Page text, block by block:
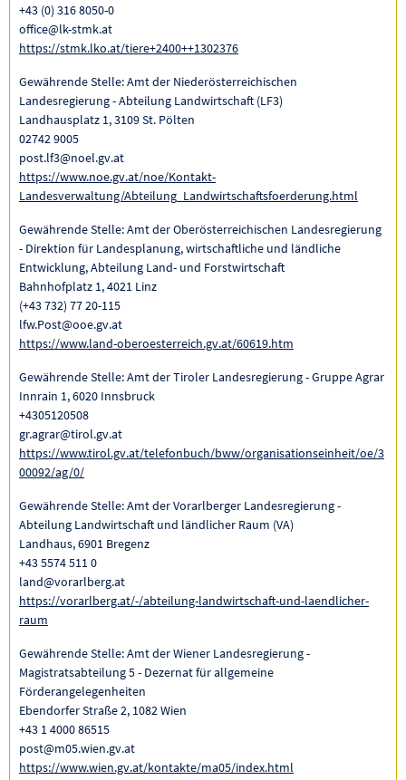
+43 (0) 316 8050-0
office@lk-stmk.at
https://stmk.lko.at/tiere+2400++1302376
Gewährende Stelle: Amt der Niederösterreichischen
Landesregierung - Abteilung Landwirtschaft (LF3)
Landhausplatz 1, 3109 St. Pölten
02742 9005
post.lf3@noel.gv.at
https://www.noe.gv.at/noe/Kontakt-
Landesverwaltung/Abteilung_Landwirtschaftsfoerderung.html
Gewährende Stelle: Amt der Oberösterreichischen Landesregierung
- Direktion für Landesplanung, wirtschaftliche und ländliche
Entwicklung, Abteilung Land- und Forstwirtschaft
Bahnhofplatz 1, 4021 Linz
(+43 732) 77 20-115
lfw.Post@ooe.gv.at
https://www.land-oberoesterreich.gv.at/60619.htm
Gewährende Stelle: Amt der Tiroler Landesregierung - Gruppe Agrar
Innrain 1, 6020 Innsbruck
+4305120508
gr.agrar@tirol.gv.at
https://www.tirol.gv.at/telefonbuch/bww/organisationseinheit/oe/3
00092/ag/0/
Gewährende Stelle: Amt der Vorarlberger Landesregierung -
Abteilung Landwirtschaft und ländlicher Raum (VA)
Landhaus, 6901 Bregenz
+43 5574 511 0
land@vorarlberg.at
https://vorarlberg.at/-/abteilung-landwirtschaft-und-laendlicher-
raum
Gewährende Stelle: Amt der Wiener Landesregierung -
Magistratsabteilung 5 - Dezernat für allgemeine
Förderangelegenheiten
Ebendorfer Straße 2, 1082 Wien
+43 1 4000 86515
post@m05.wien.gv.at
https://www.wien.gv.at/kontakte/ma05/index.html